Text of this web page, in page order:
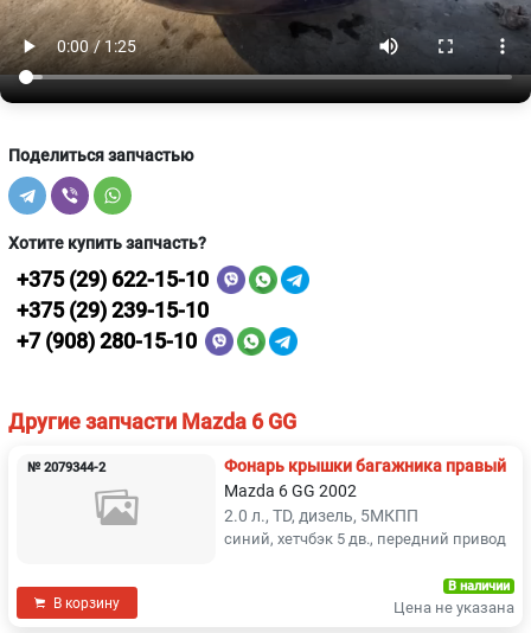
Поделиться запчастью
Хотите купить запчасть?
+375 (29) 622-15-10
+375 (29) 239-15-10
+7 (908) 280-15-10
Другие запчасти Mazda 6 GG
№ 2079344-2
Фонарь крышки багажника правый
Mazda 6 GG 2002
2.0 л., TD, дизель, 5МКПП
синий, хетчбэк 5 дв., передний привод
В корзину
В наличии
Цена не указана